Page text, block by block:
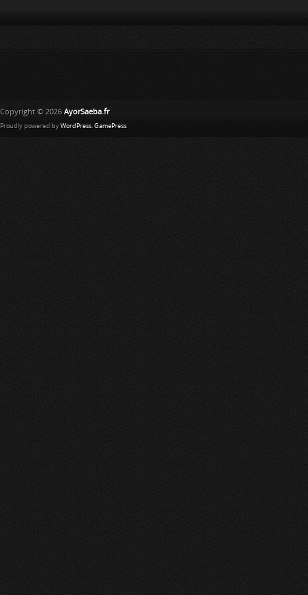
Copyright © 2026 AyorSaeba.fr
Proudly powered by WordPress. GamePress